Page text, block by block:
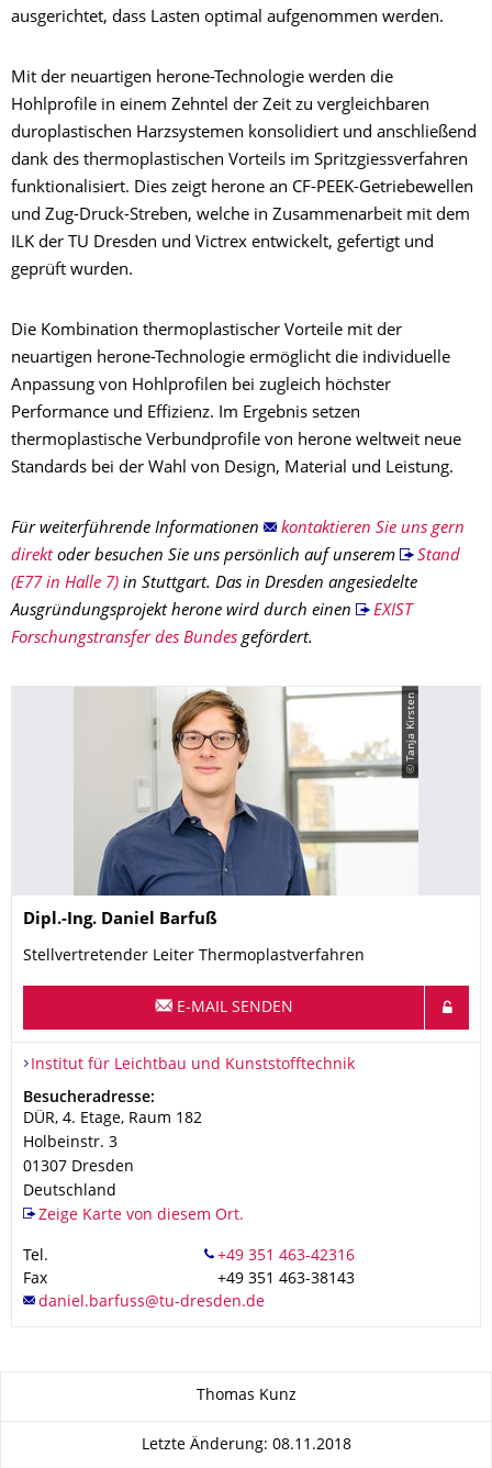
ausgerichtet, dass Lasten optimal aufgenommen werden.
Mit der neuartigen herone-Technologie werden die
Hohlprofile in einem Zehntel der Zeit zu vergleichbaren
duroplastischen Harzsystemen konsolidiert und anschließend
dank des thermoplastischen Vorteils im Spritzgiessverfahren
funktionalisiert. Dies zeigt herone an CF-PEEK-Getriebewellen
und Zug-Druck-Streben, welche in Zusammenarbeit mit dem
ILK der TU Dresden und Victrex entwickelt, gefertigt und
geprüft wurden.
Die Kombination thermoplastischer Vorteile mit der
neuartigen herone-Technologie ermöglicht die individuelle
Anpassung von Hohlprofilen bei zugleich höchster
Performance und Effizienz. Im Ergebnis setzen
thermoplastische Verbundprofile von herone weltweit neue
Standards bei der Wahl von Design, Material und Leistung.
Für weiterführende Informationen
kontaktieren Sie uns gern
direktoder besuchen Sie uns persönlich auf unserem
Stand
(E77 in Halle 7) in Stuttgart. Das in Dresden angesiedelte
Ausgründungsprojekt herone wird durch einen
EXIST
Forschungstransfer des Bundes gefördert.
© Tanja Kirsten
Name
Dipl.-Ing. Daniel Barfuß
Stellvertretender Leiter Thermoplastverfahren
E-MAIL SENDEN
Organisationsname
Institut für Leichtbau und Kunststofftechnik
Institut für Leichtbau und Kunststofftechnik
Adresse
Besucheradresse:
DÜR, 4. Etage, Raum 182
Holbeinstr. 3
01307 Dresden
Deutschland
Zeige Karte von diesem Ort.
Tel.
Fax
+49 351 463-38143
Thomas Kunz
Letzte Änderung: 08.11.2018